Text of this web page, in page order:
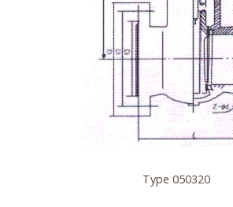
Type 050320